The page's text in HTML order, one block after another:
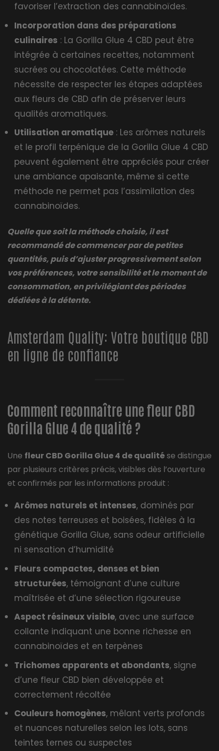
favoriser l’extraction des cannabinoïdes.
Incorporation dans des préparations
culinaires : La Gorilla Glue 4 CBD peut être
intégrée à certaines recettes, notamment
sucrées ou chocolatées. Cette méthode
nécessite de respecter les étapes adaptées
aux fleurs de CBD afin de préserver leurs
qualités aromatiques.
Utilisation aromatique : Les arômes naturels
et le profil terpénique de la Gorilla Glue 4 CBD
peuvent également être appréciés pour créer
une ambiance apaisante, même si cette
méthode ne permet pas l’assimilation des
cannabinoïdes.
Quelle que soit la méthode choisie, il est
recommandé de commencer par de petites
quantités, puis d’ajuster progressivement selon
vos préférences, votre sensibilité et le moment de
consommation, en privilégiant des périodes
dédiées à la détente.
Amsterdam Quality: Votre boutique CBD
en ligne de confiance
Comment reconnaître une fleur CBD
Gorilla Glue 4 de qualité ?
Une fleur CBD Gorilla Glue 4 de qualitése distingue
par plusieurs critères précis, visibles dès l’ouverture
et confirmés par les informations produit :
Arômes naturels et intenses, dominés par
des notes terreuses et boisées, fidèles à la
génétique Gorilla Glue, sans odeur artificielle
ni sensation d’humidité
Fleurs compactes, denses et bien
structurées, témoignant d’une culture
maîtrisée et d’une sélection rigoureuse
Aspect résineux visible, avec une surface
collante indiquant une bonne richesse en
cannabinoïdes et en terpènes
Trichomes apparents et abondants, signe
d’une fleur CBD bien développée et
correctement récoltée
Couleurs homogènes, mêlant verts profonds
et nuances naturelles selon les lots, sans
teintes ternes ou suspectes